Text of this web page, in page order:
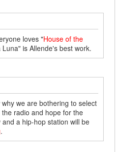
loves "House of the
is Allende's best work.
we are bothering to select
radio and hope for the
a hip-hop station will be
.